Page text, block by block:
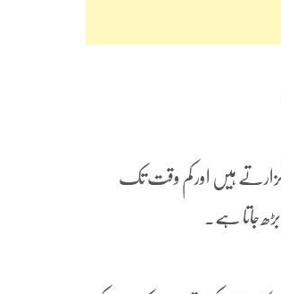
گزارتے ہیں اور کم وقت تک
جاتا ہے۔